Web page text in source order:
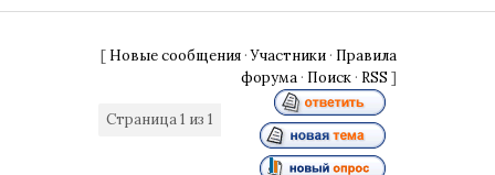
[ Новые сообщения ·Участники · Правила
форума · Поиск · RSS ]
Страница1 из 1